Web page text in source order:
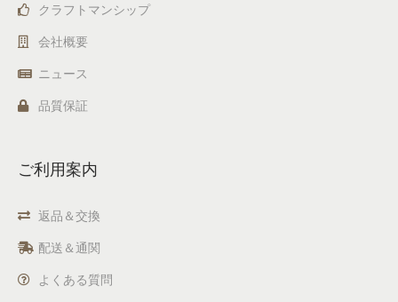
クラフトマンシップ
会社概要
ニュース
品質保証
ご利用案内
返品＆交換
配送＆通関
よくある質問